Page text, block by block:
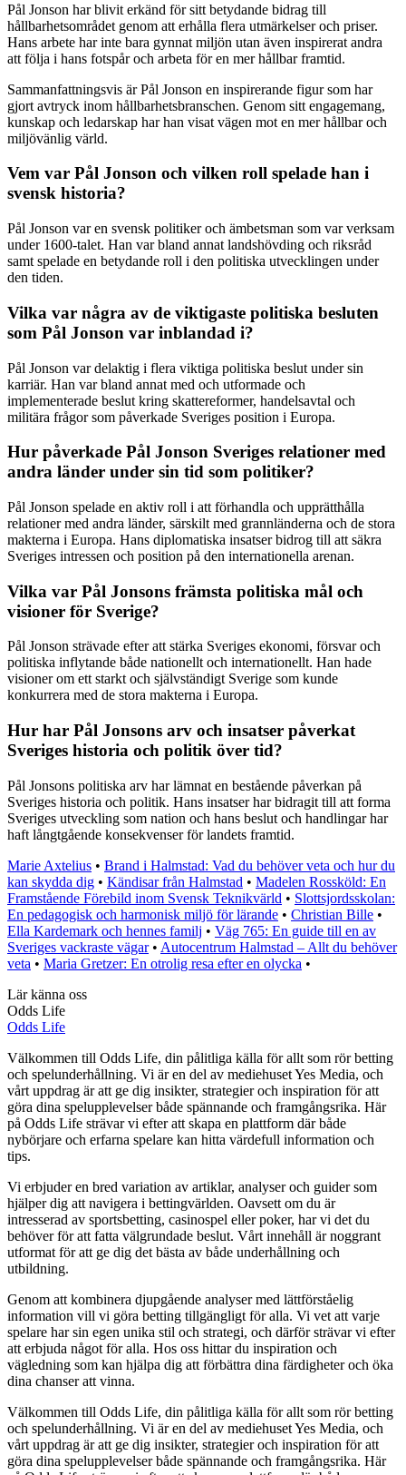
Pål Jonson har blivit erkänd för sitt betydande bidrag till
hållbarhetsområdet genom att erhålla flera utmärkelser och priser.
Hans arbete har inte bara gynnat miljön utan även inspirerat andra
att följa i hans fotspår och arbeta för en mer hållbar framtid.
Sammanfattningsvis är Pål Jonson en inspirerande figur som har
gjort avtryck inom hållbarhetsbranschen. Genom sitt engagemang,
kunskap och ledarskap har han visat vägen mot en mer hållbar och
miljövänlig värld.
Vem var Pål Jonson och vilken roll spelade han i
svensk historia?
Pål Jonson var en svensk politiker och ämbetsman som var verksam
under 1600-talet. Han var bland annat landshövding och riksråd
samt spelade en betydande roll i den politiska utvecklingen under
den tiden.
Vilka var några av de viktigaste politiska besluten
som Pål Jonson var inblandad i?
Pål Jonson var delaktig i flera viktiga politiska beslut under sin
karriär. Han var bland annat med och utformade och
implementerade beslut kring skattereformer, handelsavtal och
militära frågor som påverkade Sveriges position i Europa.
Hur påverkade Pål Jonson Sveriges relationer med
andra länder under sin tid som politiker?
Pål Jonson spelade en aktiv roll i att förhandla och upprätthålla
relationer med andra länder, särskilt med grannländerna och de stora
makterna i Europa. Hans diplomatiska insatser bidrog till att säkra
Sveriges intressen och position på den internationella arenan.
Vilka var Pål Jonsons främsta politiska mål och
visioner för Sverige?
Pål Jonson strävade efter att stärka Sveriges ekonomi, försvar och
politiska inflytande både nationellt och internationellt. Han hade
visioner om ett starkt och självständigt Sverige som kunde
konkurrera med de stora makterna i Europa.
Hur har Pål Jonsons arv och insatser påverkat
Sveriges historia och politik över tid?
Pål Jonsons politiska arv har lämnat en bestående påverkan på
Sveriges historia och politik. Hans insatser har bidragit till att forma
Sveriges utveckling som nation och hans beslut och handlingar har
haft långtgående konsekvenser för landets framtid.
Marie Axtelius • Brand i Halmstad: Vad du behöver veta och hur du
kan skydda dig • Kändisar från Halmstad • Madelen Rossköld: En
Framstående Förebild inom Svensk Teknikvärld • Slottsjordsskolan:
En pedagogisk och harmonisk miljö för lärande • Christian Bille •
Ella Kardemark och hennes familj • Väg 765: En guide till en av
Sveriges vackraste vägar• Autocentrum Halmstad – Allt du behöver
veta • Maria Gretzer: En otrolig resa efter en olycka •
Lär känna oss
Odds Life
Odds Life
Välkommen till Odds Life, din pålitliga källa för allt som rör betting
och spelunderhållning. Vi är en del av mediehuset Yes Media, och
vårt uppdrag är att ge dig insikter, strategier och inspiration för att
göra dina spelupplevelser både spännande och framgångsrika. Här
på Odds Life strävar vi efter att skapa en plattform där både
nybörjare och erfarna spelare kan hitta värdefull information och
tips.
Vi erbjuder en bred variation av artiklar, analyser och guider som
hjälper dig att navigera i bettingvärlden. Oavsett om du är
intresserad av sportsbetting, casinospel eller poker, har vi det du
behöver för att fatta välgrundade beslut. Vårt innehåll är noggrant
utformat för att ge dig det bästa av både underhållning och
utbildning.
Genom att kombinera djupgående analyser med lättförståelig
information vill vi göra betting tillgängligt för alla. Vi vet att varje
spelare har sin egen unika stil och strategi, och därför strävar vi efter
att erbjuda något för alla. Hos oss hittar du inspiration och
vägledning som kan hjälpa dig att förbättra dina färdigheter och öka
dina chanser att vinna.
Välkommen till Odds Life, din pålitliga källa för allt som rör betting
och spelunderhållning. Vi är en del av mediehuset Yes Media, och
vårt uppdrag är att ge dig insikter, strategier och inspiration för att
göra dina spelupplevelser både spännande och framgångsrika. Här